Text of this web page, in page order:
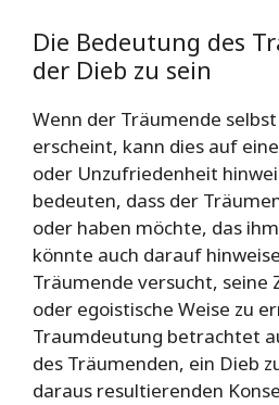
Die Bedeutung des
der Dieb zu sein
Wenn der Träumende
erscheint, kann dies auf
oder Unzufriedenheit
bedeuten, dass der
oder haben möchte, das
könnte auch darauf
Träumende versucht, seine
oder egoistische Weise zu
Traumdeutung betrachtet
des Träumenden, ein Dieb
daraus resultierenden